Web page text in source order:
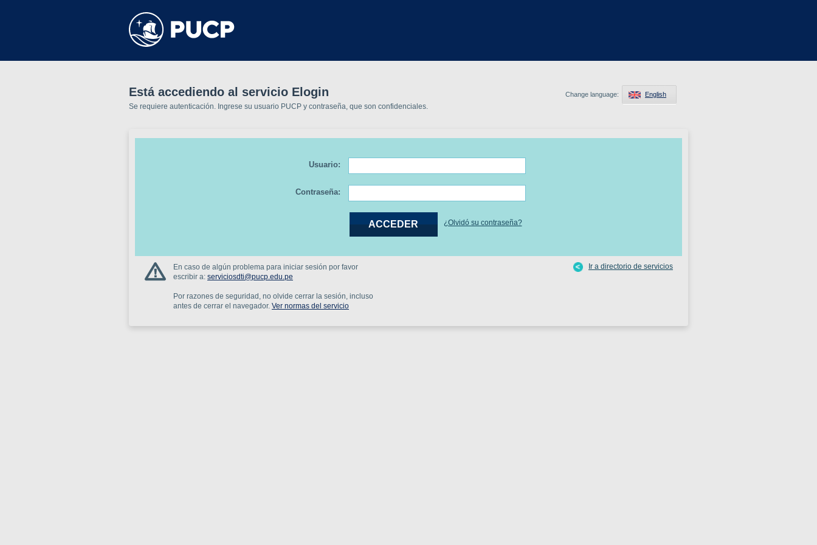
Está accediendo al servicio Elogin
Se requiere autenticación. Ingrese su usuario PUCP y contraseña, que son confidenciales.
Change language: English
Usuario:
Contraseña:
¿Olvidó su contraseña?
En caso de algún problema para iniciar sesión por favor
escribir a: serviciosdti@pucp.edu.pe
Por razones de seguridad, no olvide cerrar la sesión, incluso
antes de cerrar el navegador. Ver normas del servicio
Ir a directorio de servicios